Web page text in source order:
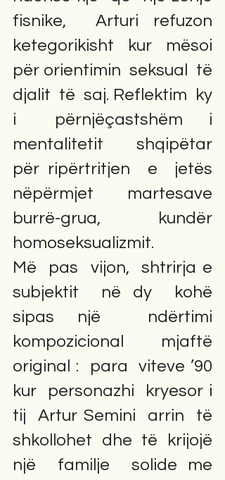
fisnike,  Arturi refuzon
ketegorikisht  kur  mësoi
për orientimin  seksual  të
djalit  të  saj. Reflektim  ky
i   përnjëçastshëm  i
mentalitetit  shqipëtar
për ripërtritjen  e  jetës
nëpërmjet  martesave
burrë-grua, kundër
Më  pas  vijon,  shtrirja e
subjektit  në dy  kohë
sipas një  ndërtimi
kompozicional   mjaftë
original :  para  viteve ’90
kur  personazhi  kryesor i
tij  Artur Semini  arrin  të
shkollohet  dhe  të  krijojë
një  familje  solide me